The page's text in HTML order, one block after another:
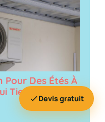
Pour Des Étés À
Tient
Devis gratuit